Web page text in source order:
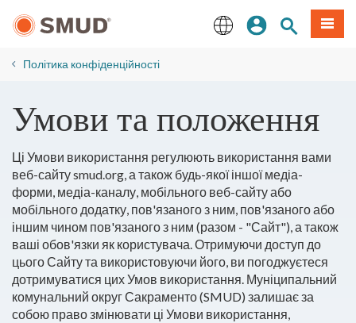
до
змісту
Увійдіть
Пошук по
Меню
Політика конфіденційності
Умови та положення
Ці Умови використання регулюють використання вами
веб-сайту smud.org, а також будь-якої іншої медіа-
форми, медіа-каналу, мобільного веб-сайту або
мобільного додатку, пов'язаного з ним, пов'язаного або
іншим чином пов'язаного з ним (разом - "Сайт"), а також
ваші обов'язки як користувача. Отримуючи доступ до
цього Сайту та використовуючи його, ви погоджуєтеся
дотримуватися цих Умов використання. Муніципальний
комунальний округ Сакраменто (SMUD) залишає за
собою право змінювати ці Умови використання,